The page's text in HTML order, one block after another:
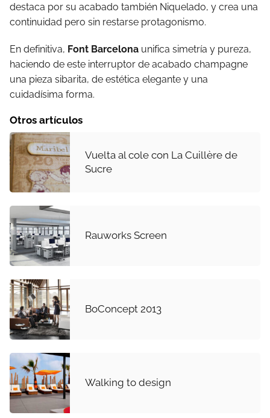
destaca por su acabado también Niquelado, y crea una
continuidad pero sin restarse protagonismo.
En definitiva, Font Barcelona unifica simetría y pureza,
haciendo de este interruptor de acabado champagne
una pieza sibarita, de estética elegante y una
cuidadísima forma.
Otros artículos
Vuelta al cole con La Cuillère de
Sucre
Rauworks Screen
BoConcept 2013
Walking to design